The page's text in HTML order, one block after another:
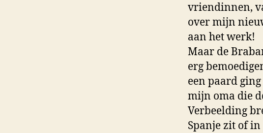
vriendinnen,
over mijn
aan het werk!
Maar de
erg
een paard
mijn oma die
Verbeelding
Spanje zit of